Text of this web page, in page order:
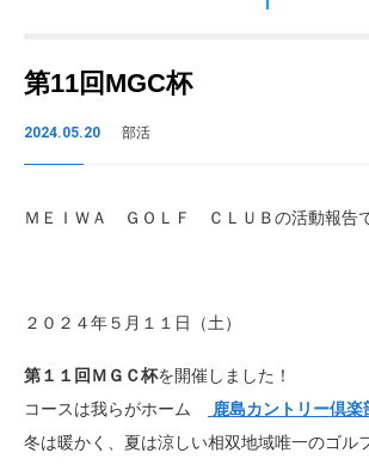
第11回MGC杯
2024.05.20 部活
ＭＥＩＷＡ ＧＯＬＦ ＣＬＵＢの活動報告
２０２４年５月１１日（土）
第１１回ＭＧＣ杯を開催しました！
コースは我らがホーム
鹿島カントリー倶楽
冬は暖かく、夏は涼しい相双地域唯一のゴル